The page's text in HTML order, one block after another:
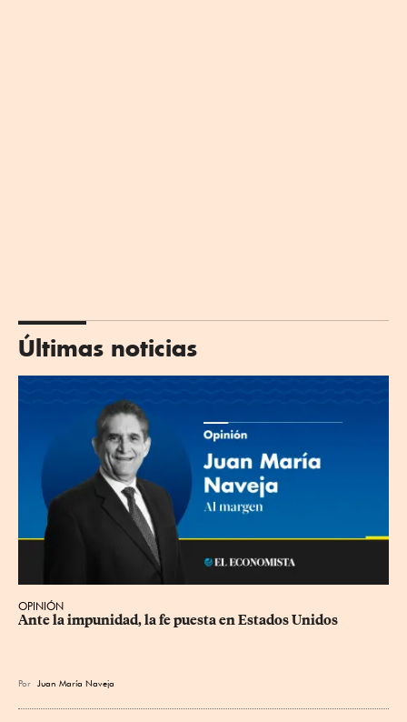
Últimas noticias
OPINIÓN
Ante la impunidad, la fe puesta en Estados Unidos
Por Juan María Naveja